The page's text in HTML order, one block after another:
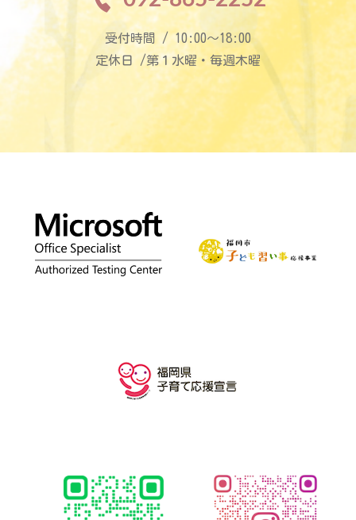
受付時間 / 10:00〜18:00
定休日 /第１水曜・毎週木曜